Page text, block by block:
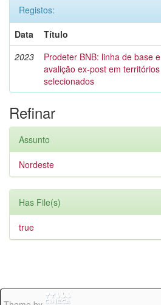
Registos:
Data
Título
2023
Prodeter BNB: linha de base e
avalição ex-post em territórios
selecionados
Refinar
Assunto
Nordeste
Has File(s)
true